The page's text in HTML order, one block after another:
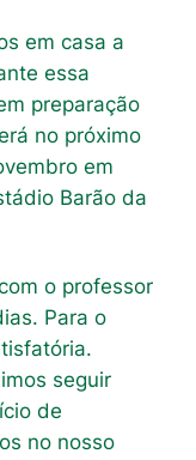
em casa a
essa
preparação
no próximo
em
Barão da
o professor
Para o
seguir
de
no nosso